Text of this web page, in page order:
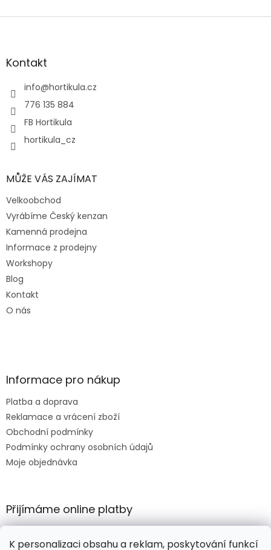
K personalizaci obsahu a reklam, poskytování funkcí
Z
aKontakt
info@hortikula.cz
776 135 884
FB Hortikula
hortikula_cz
MŮŽE VÁS ZAJÍMAT
Velkoobchod
Vyrábíme Český kenzan
Kamenná prodejna
Informace z prodejny
Workshopy
Blog
Kontakt
O nás
Informace pro nákup
Platba a doprava
Reklamace a vrácení zboží
Obchodní podmínky
Podmínky ochrany osobních údajů
Moje objednávka
Přijímáme online platby